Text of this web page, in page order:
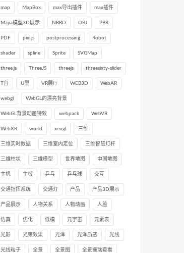
map MapBox max导出插件 max插件
Maya模型3D展示 NRRD OBJ PBR
PDF pixi.js postprocessing Robot
shader spline Sprite SVGMap
three.js ThreeJS threejs threesixty-slider
T台 U型 VR展厅 WEB3D WebAR
webgl WebGL的漂亮背景
WebGL背景动画特效 webpack WebVR
WebXR world xeogl 三维
三维实时数据 三维室内定位 三维智慧灯杆
三维柱状 三维模型 世界地图 中国地图
主机 主板 乒乓 乒乓球 交互
交通指挥系统 交通灯 产品 产品3D展示
产品展示 人物关系 人物动画 人脸
仿真 优化 低模 元宇宙 元素表
光影 光束效果 光泽 光泽质感 光线
光线粒子 全景 全景图 全景拖动查看